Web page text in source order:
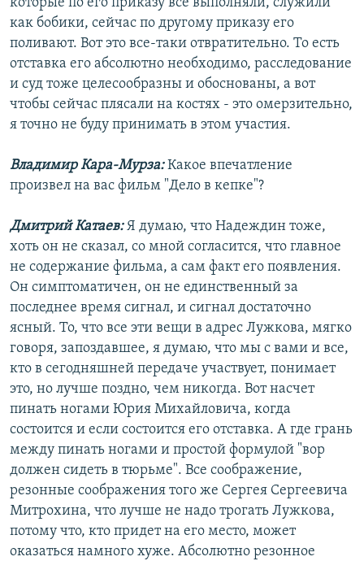
которые по его приказу все выполняли, служили
как бобики, сейчас по другому приказу его
поливают. Вот это все-таки отвратительно. То есть
отставка его абсолютно необходимо, расследование
и суд тоже целесообразны и обоснованы, а вот
чтобы сейчас плясали на костях - это омерзительно,
я точно не буду принимать в этом участия.
Владимир Кара-Мурза:Какое впечатление
произвел на вас фильм "Дело в кепке"?
Дмитрий Катаев:Я думаю, что Надеждин тоже,
хоть он не сказал, со мной согласится, что главное
не содержание фильма, а сам факт его появления.
Он симптоматичен, он не единственный за
последнее время сигнал, и сигнал достаточно
ясный. То, что все эти вещи в адрес Лужкова, мягко
говоря, запоздавшее, я думаю, что мы с вами и все,
кто в сегодняшней передаче участвует, понимает
это, но лучше поздно, чем никогда. Вот насчет
пинать ногами Юрия Михайловича, когда
состоится и если состоится его отставка. А где грань
между пинать ногами и простой формулой "вор
должен сидеть в тюрьме". Все соображение,
резонные соображения того же Сергея Сергеевича
Митрохина, что лучше не надо трогать Лужкова,
потому что, кто придет на его место, может
оказаться намного хуже. Абсолютно резонное